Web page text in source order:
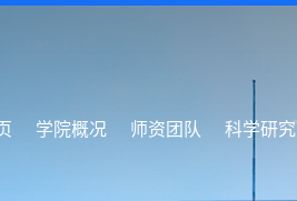
学院概况 师资团队 科学研究